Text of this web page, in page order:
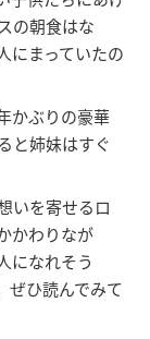
の朝食はな
にまっていたの
かぶりの豪華
と姉妹はすぐ
いを寄せるロ
かわりなが
になれそう
ぜひ読んでみて